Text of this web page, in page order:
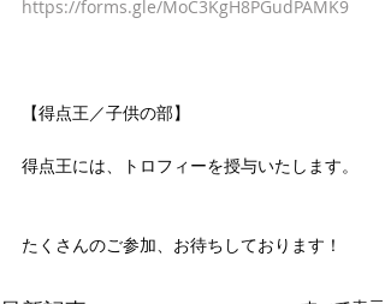
https://forms.gle/MoC3KgH8PGudPAMK9
【得点王／子供の部】
得点王には、トロフィーを授与いたします。
たくさんのご参加、お待ちしております！